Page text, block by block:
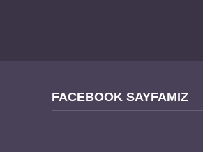
FACEBOOK SAYFAMIZ